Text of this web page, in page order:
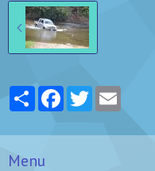
PartagerFacebookTwitter
Menu